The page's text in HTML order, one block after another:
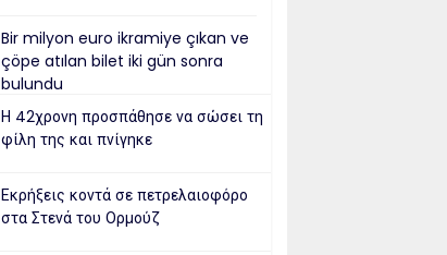
Bir milyon euro ikramiye çıkan ve
çöpe atılan bilet iki gün sonra
bulundu
Η 42χρονη προσπάθησε να σώσει τη
φίλη της και πνίγηκε
Εκρήξεις κοντά σε πετρελαιοφόρο
στα Στενά του Ορμούζ